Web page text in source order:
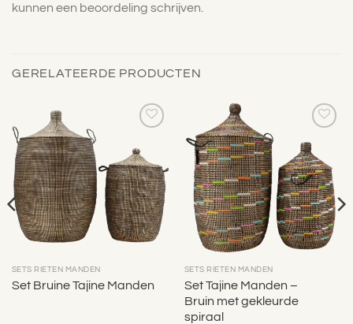
kunnen een beoordeling schrijven.
GERELATEERDE PRODUCTEN
Toevoegen
aan
verlanglijst
SETS RIETEN MANDEN
Set Bruine Tajine Manden
Toevoegen
aan
verlanglijst
SETS RIETEN MANDEN
Set Tajine Manden –
Bruin met gekleurde
spiraal